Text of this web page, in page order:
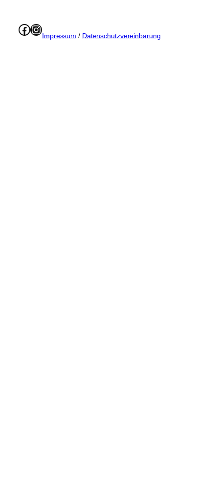
Facebook
Instagram
Impressum / Datenschutzvereinbarung